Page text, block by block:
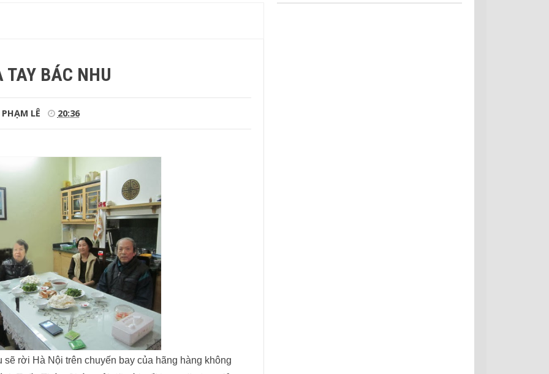
TAY BÁC NHU
PHẠM LÊ 20:36
rời Hà Nội trên chuyến bay của hãng hàng không